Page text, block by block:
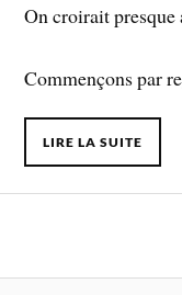
On croirait presque
Commençons par
LIRE LA SUITE